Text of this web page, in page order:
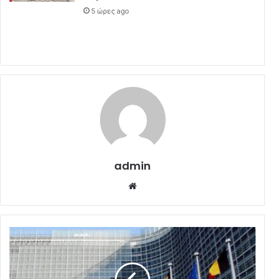
5 ώρες ago
admin